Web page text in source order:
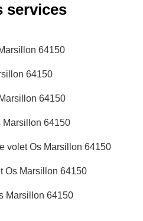
services
64150
64150
64150
Marsillon 64150
volet Os Marsillon 64150
Os Marsillon 64150
Marsillon 64150